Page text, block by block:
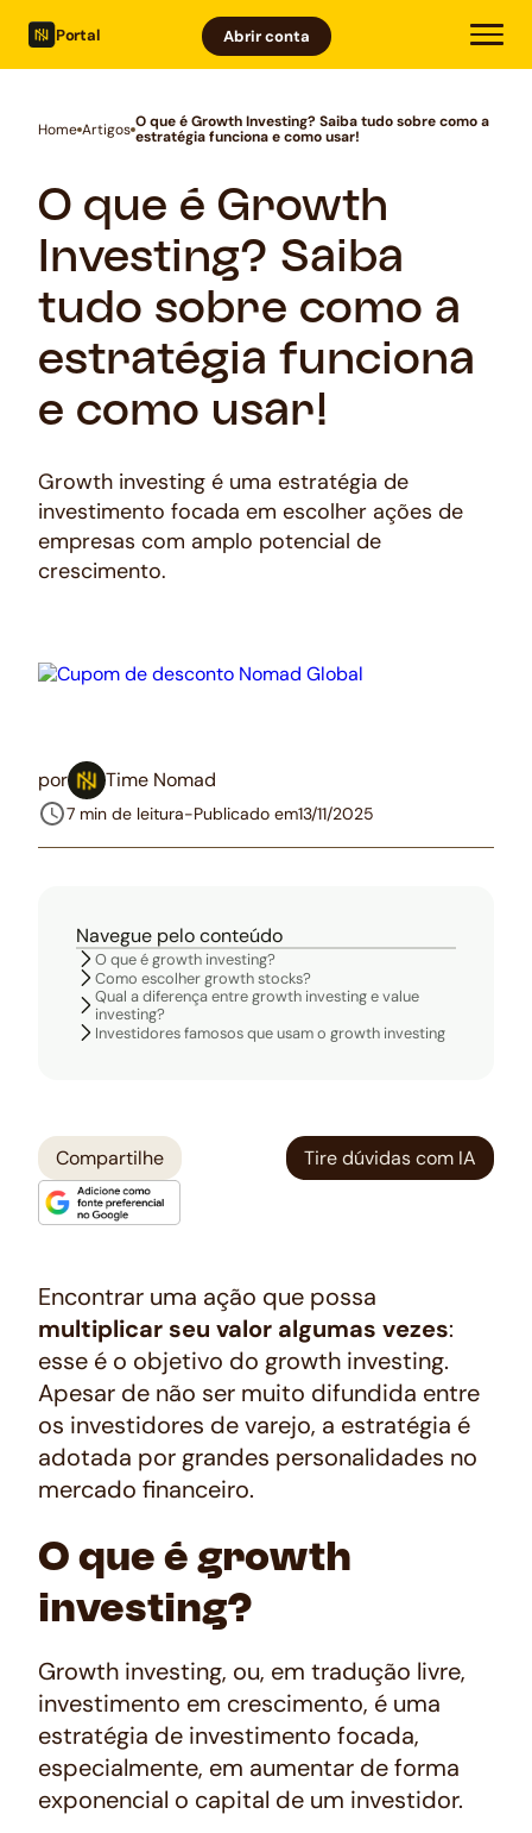
Portal Abrir conta
Home Artigos O que é Growth Investing? Saiba tudo sobre como a
estratégia funciona e como usar!
O que é Growth
Investing? Saiba
tudo sobre como a
estratégia funciona
e como usar!
Growth investing é uma estratégia de
investimento focada em escolher ações de
empresas com amplo potencial de
crescimento.
por Time Nomad
7 min de leitura-Publicado em13/11/2025
Navegue pelo conteúdo
O que é growth investing?
Como escolher growth stocks?
Qual a diferença entre growth investing e value
investing?
Investidores famosos que usam o growth investing
Compartilhe Tire dúvidas com IA
Encontrar uma ação que possa
multiplicar seu valor algumas vezes:
esse é o objetivo do growth investing.
Apesar de não ser muito difundida entre
os investidores de varejo, a estratégia é
adotada por grandes personalidades no
mercado financeiro.
O que é growth
investing?
Growth investing, ou, em tradução livre,
investimento em crescimento, é uma
estratégia de investimento focada,
especialmente, em aumentar de forma
exponencial o capital de um investidor.